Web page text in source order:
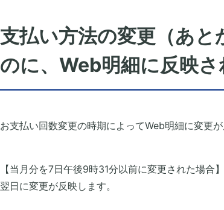
支払い方法の変更（あ
のに、Web明細に反映
お支払い回数変更の時期によってWeb明細に変更
【当月分を7日午後9時31分以前に変更された場合】
翌日に変更が反映します。